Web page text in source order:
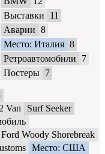
Выставки
11
Аварии 8
Место: Италия 8
Ретроавтомобили
7
Постеры 7
Van
Surf Seeker
Ford Woody Shorebreak
Место: США